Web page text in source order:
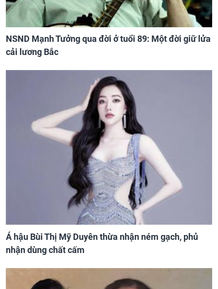
NSND Mạnh Tưởng qua đời ở tuổi 89: Một đời giữ lửa
cải lương Bắc
Á hậu Bùi Thị Mỹ Duyên thừa nhận ném gạch, phủ
nhận dùng chất cấm